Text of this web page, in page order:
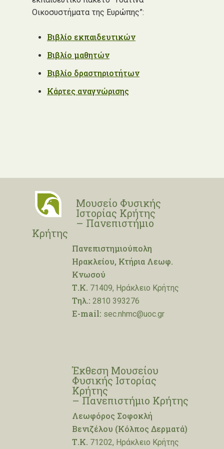
Οικοσυστήματα της Ευρώπης”:
Βιβλίο εκπαιδευτικών
Βιβλίο μαθητών
Βιβλίο δραστηριοτήτων
Κάρτες αναγνώρισης
Μουσείο Φυσικής
Ιστορίας Κρήτης
– Πανεπιστήμιο
Κρήτης
Πανεπιστημιούπολη
Ηρακλείου, Κτήρια Λεωφ.
Κνωσού
Τ.Κ. 71409, Ηράκλειο Κρήτης
Τηλ.: 2810 393276
E-mail: sec.nhmc@uoc.gr
Έκθεση Μουσείου
Φυσικής Ιστορίας
Κρήτης
– Πανεπιστήμιο Κρήτης
Λεωφόρος Σοφοκλή
Βενιζέλου (Κόλπος Δερματά)
Τ.Κ. 71202, Ηράκλειο Κρήτης